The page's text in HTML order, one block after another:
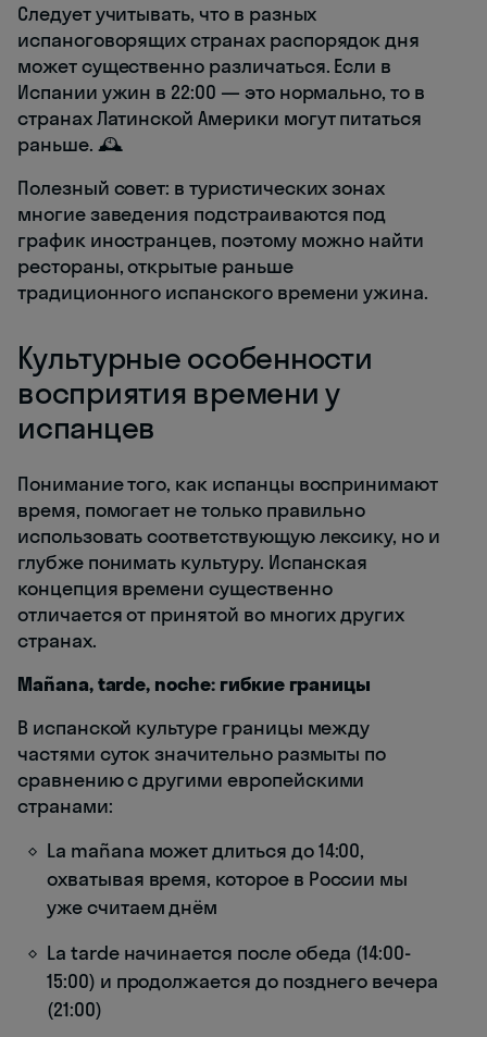
Следует учитывать, что в разных
испаноговорящих странах распорядок дня
может существенно различаться. Если в
Испании ужин в 22:00 — это нормально, то в
странах Латинской Америки могут питаться
раньше. 🕰️
Полезный совет: в туристических зонах
многие заведения подстраиваются под
график иностранцев, поэтому можно найти
рестораны, открытые раньше
традиционного испанского времени ужина.
Культурные особенности
восприятия времени у
испанцев
Понимание того, как испанцы воспринимают
время, помогает не только правильно
использовать соответствующую лексику, но и
глубже понимать культуру. Испанская
концепция времени существенно
отличается от принятой во многих других
странах.
Mañana, tarde, noche: гибкие границы
В испанской культуре границы между
частями суток значительно размыты по
сравнению с другими европейскими
странами:
La mañana может длиться до 14:00,
охватывая время, которое в России мы
уже считаем днём
La tarde начинается после обеда (14:00-
15:00) и продолжается до позднего вечера
(21:00)